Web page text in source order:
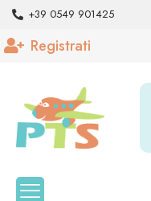
+39 0549 901425
Registrati